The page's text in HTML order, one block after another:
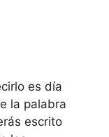
es día
la palabra
escrito